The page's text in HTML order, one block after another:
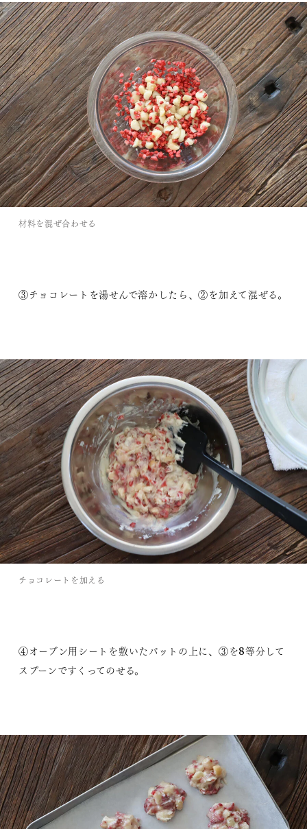
材料を混ぜ合わせる
③チョコレートを湯せんで溶かしたら、②を加えて混ぜる。
チョコレートを加える
④オーブン用シートを敷いたバットの上に、③を8等分して
スプーンですくってのせる。